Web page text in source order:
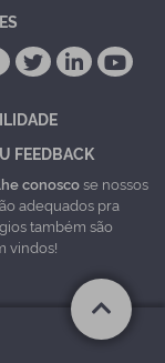
FEEDBACK
conoscose nossos
adequados pra
também são
vindos!